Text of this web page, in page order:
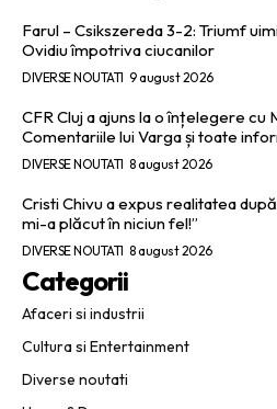
Farul – Csikszereda 3-2: Triumf
Ovidiu împotriva ciucanilor
DIVERSE NOUTATI 9 august 2026
CFR Cluj a ajuns la o înțelegere cu
Comentariile lui Varga și toate
DIVERSE NOUTATI 8 august 2026
Cristi Chivu a expus realitatea
mi-a plăcut în niciun fel!”
DIVERSE NOUTATI 8 august 2026
Categorii
Afaceri si industrii
Cultura si Entertainment
Diverse noutati